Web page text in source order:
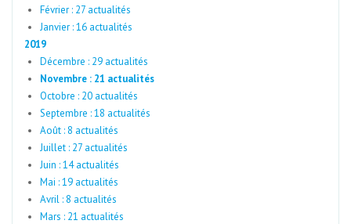
Février : 27 actualités
Janvier : 16 actualités
2019
Décembre : 29 actualités
Novembre : 21 actualités
Octobre : 20 actualités
Septembre : 18 actualités
Août : 8 actualités
Juillet : 27 actualités
Juin : 14 actualités
Mai : 19 actualités
Avril : 8 actualités
Mars : 21 actualités